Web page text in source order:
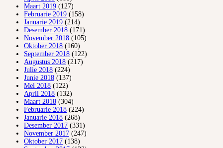
Maart 2019 (127)
Februarie 2019 (158)
Januarie 2019 (214)
Desember 2018 (171)
November 2018 (105)
Oktober 2018 (160)
September 2018 (122)
Augustus 2018 (217)
Julie 2018 (224)
Junie 2018 (137)
Mei 2018 (122)
April 2018 (132)
Maart 2018 (304)
Februarie 2018 (224)
Januarie 2018 (268)
Desember 2017 (331)
November 2017 (247)
Oktober 2017 (138)